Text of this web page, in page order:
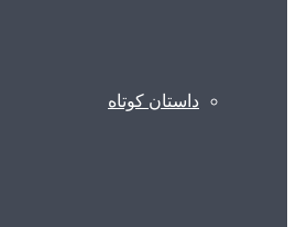
داستان کوتاه